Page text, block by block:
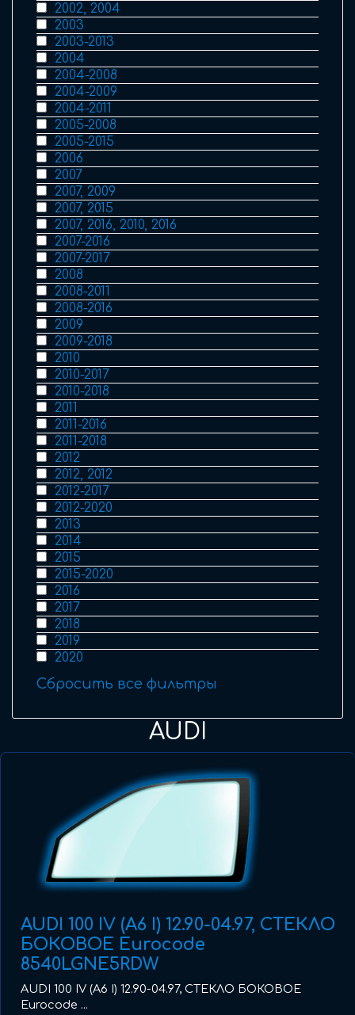
2002, 2004
2003
2003-2013
2004
2004-2008
2004-2009
2004-2011
2005-2008
2005-2015
2006
2007
2007, 2009
2007, 2015
2007, 2016, 2010, 2016
2007-2016
2007-2017
2008
2008-2011
2008-2016
2009
2009-2018
2010
2010-2017
2010-2018
2011
2011-2016
2011-2018
2012
2012, 2012
2012-2017
2012-2020
2013
2014
2015
2015-2020
2016
2017
2018
2019
2020
Сбросить все фильтры
AUDI
AUDI 100 IV (A6 I) 12.90-04.97, СТЕКЛО
БОКОВОЕ Eurocode
8540LGNE5RDW
AUDI 100 IV (A6 I) 12.90-04.97, СТЕКЛО БОКОВОЕ
Eurocode ...